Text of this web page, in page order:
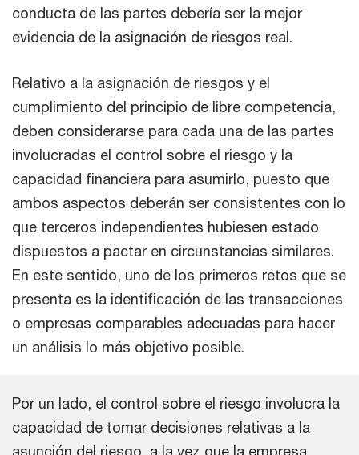
conducta de las partes debería ser la mejor
evidencia de la asignación de riesgos real.
Relativo a la asignación de riesgos y el
cumplimiento del principio de libre competencia,
deben considerarse para cada una de las partes
involucradas el control sobre el riesgo y la
capacidad financiera para asumirlo, puesto que
ambos aspectos deberán ser consistentes con lo
que terceros independientes hubiesen estado
dispuestos a pactar en circunstancias similares.
En este sentido, uno de los primeros retos que se
presenta es la identificación de las transacciones
o empresas comparables adecuadas para hacer
un análisis lo más objetivo posible.
Por un lado, el control sobre el riesgo involucra la
capacidad de tomar decisiones relativas a la
asunción del riesgo, a la vez que la empresa